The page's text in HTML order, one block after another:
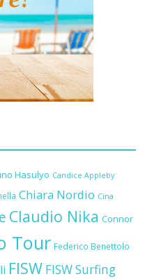
Hasulyo Candice Appleby
Chiara Nordio Cina
Claudio Nika Connor
Tour Federico Benettolo
FISW FISW Surfing